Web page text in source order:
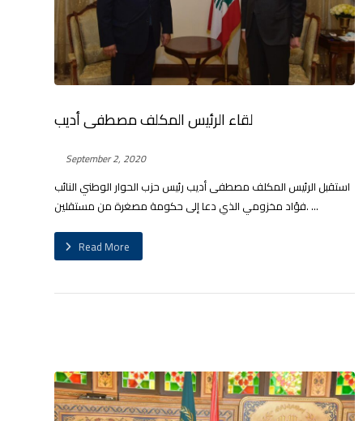
لقاء الرئيس المكلف مصطفى أديب
September 2, 2020
استقبل الرئيس المكلف مصطفى أديب رئيس حزب الحوار الوطني النائب
فؤاد مخزومي الذي دعا إلى حكومة مصغرة من مستقلين. ...
Read More